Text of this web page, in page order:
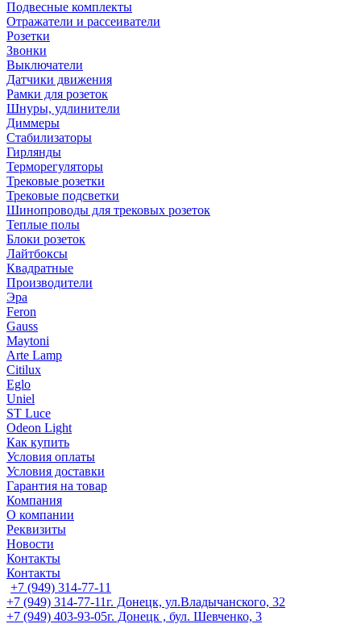
Подвесные комплекты
Отражатели и рассеиватели
Розетки
Звонки
Выключатели
Датчики движения
Рамки для розеток
Шнуры, удлинители
Диммеры
Стабилизаторы
Гирлянды
Терморегуляторы
Трековые розетки
Трековые подсветки
Шинопроводы для трековых розеток
Теплые полы
Блоки розеток
Лайтбоксы
Квадратные
Производители
Эра
Feron
Gauss
Maytoni
Arte Lamp
Citilux
Eglo
Uniel
ST Luce
Odeon Light
Как купить
Условия оплаты
Условия доставки
Гарантия на товар
Компания
О компании
Реквизиты
Новости
Контакты
Контакты
+7 (949) 314-77-11
+7 (949) 314-77-11г. Донецк, ул.Владычанского, 32
+7 (949) 403-93-05г. Донецк , бул. Шевченко, 3